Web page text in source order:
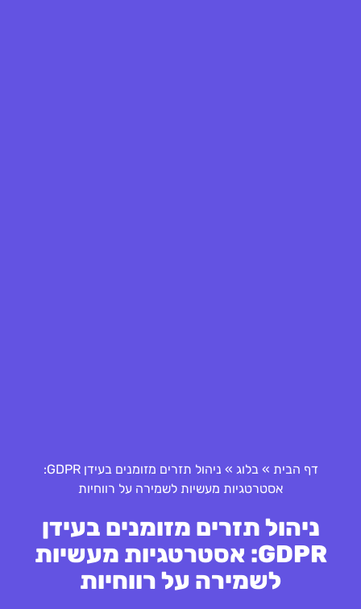
דף הבית » בלוג »
ניהול תזרים מזומנים בעידן GDPR:
אסטרטגיות מעשיות לשמירה על רווחיות
ניהול תזרים מזומנים בעידן
GDPR: אסטרטגיות מעשיות
לשמירה על רווחיות